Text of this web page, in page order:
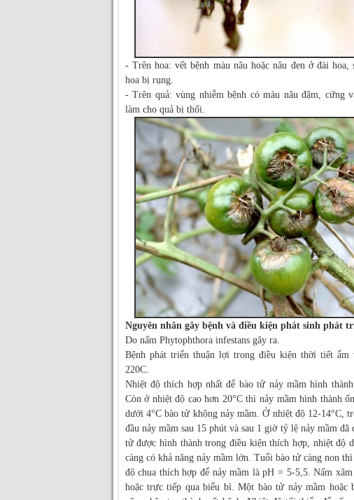
- Trên hoa: vết bệnh màu nâu hoặc nâu đen ở đài
hoa bị rụng.
- Trên quả: vùng nhiễm bệnh có màu nâu đậm, cứng
làm cho quả bị thối.
Nguyên nhân gây bệnh và điều kiện phát sinh phát
Do nấm Phytophthora infestans gây ra.
Bệnh phát triển thuận lợi trong điều kiện thời tiết
220C.
Nhiệt độ thích hợp nhất để bào tử nảy mầm hình
Còn ở nhiệt độ cao hơn 20°C thì nảy mầm hình thành
dưới 4°C bào tử không nảy mầm. Ở nhiệt độ 12-14°C,
đầu nảy mầm sau 15 phút và sau 1 giờ tỷ lệ nảy mầm
tử được hình thành trong điều kiện thích hợp, nhiệt độ
càng có khả năng nảy mầm lớn. Tuổi bào tử càng non
độ chua thích hợp để nảy mầm là pH = 5-5,5. Nấm
hoặc trực tiếp qua biểu bì. Một bào tử nảy mầm hoặc